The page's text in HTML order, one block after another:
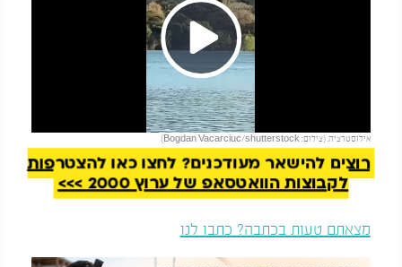
Play
Video
אילוסטרציה. (צילום: Bogdan Vacarciuc/shutterstock)
להמשך קריאה
רוצים להישאר מעודכנים? לחצו כאן להצטרפות
לקבוצות הוואטסאפ של ערוץ 2000 >>>
מצאתם טעות בכתבה? כתבו לנו